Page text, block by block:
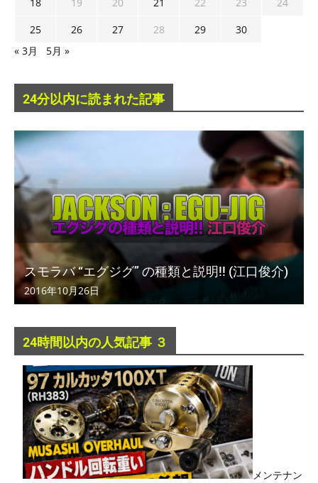
25
26 27 28 29
30
« 3月
5月 »
24分以内に読まれた記事
スモラバ “エグジグ” の種類と説明!! (江口俊介)
2016年10月26日
24時間以内の人気記事 ３
メンテナン